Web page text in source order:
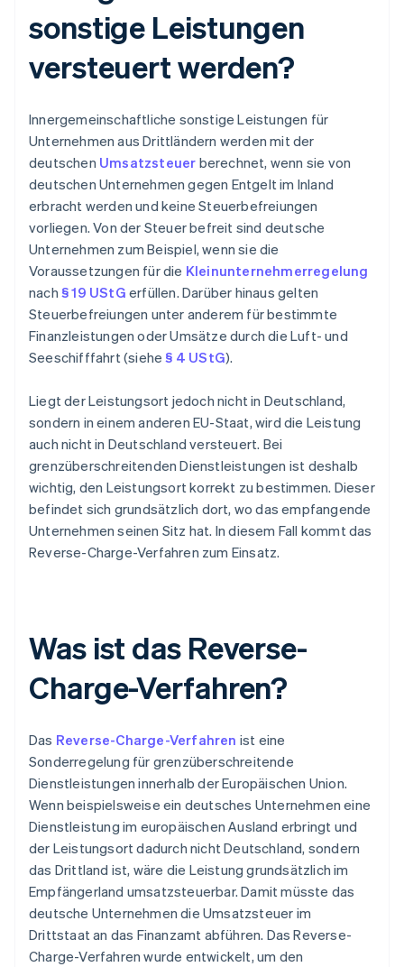
sonstige Leistungen
versteuert werden?
Innergemeinschaftliche sonstige Leistungen für
Unternehmen aus Drittländern werden mit der
deutschen Umsatzsteuer berechnet, wenn sie von
deutschen Unternehmen gegen Entgelt im Inland
erbracht werden und keine Steuerbefreiungen
vorliegen. Von der Steuer befreit sind deutsche
Unternehmen zum Beispiel, wenn sie die
Voraussetzungen für die Kleinunternehmerregelung
nach § 19 UStG erfüllen. Darüber hinaus gelten
Steuerbefreiungen unter anderem für bestimmte
Finanzleistungen oder Umsätze durch die Luft- und
Seeschifffahrt (siehe§ 4 UStG).
Liegt der Leistungsort jedoch nicht in Deutschland,
sondern in einem anderen EU-Staat, wird die Leistung
auch nicht in Deutschland versteuert. Bei
grenzüberschreitenden Dienstleistungen ist deshalb
wichtig, den Leistungsort korrekt zu bestimmen. Dieser
befindet sich grundsätzlich dort, wo das empfangende
Unternehmen seinen Sitz hat. In diesem Fall kommt das
Reverse-Charge-Verfahren zum Einsatz.
Was ist das Reverse-
Charge-Verfahren?
Das Reverse-Charge-Verfahren ist eine
Sonderregelung für grenzüberschreitende
Dienstleistungen innerhalb der Europäischen Union.
Wenn beispielsweise ein deutsches Unternehmen eine
Dienstleistung im europäischen Ausland erbringt und
der Leistungsort dadurch nicht Deutschland, sondern
das Drittland ist, wäre die Leistung grundsätzlich im
Empfängerland umsatzsteuerbar. Damit müsste das
deutsche Unternehmen die Umsatzsteuer im
Drittstaat an das Finanzamt abführen. Das Reverse-
Charge-Verfahren wurde entwickelt, um den